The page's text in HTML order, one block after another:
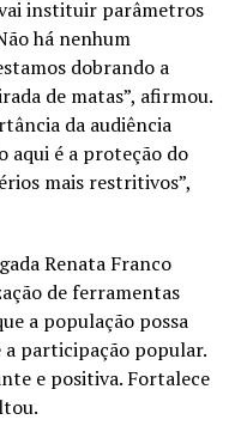
instituir parâmetros
há nenhum
dobrando a
de matas”, afirmou.
da audiência
aqui é a proteção do
mais restritivos”,
Renata Franco
de ferramentas
a população possa
a participação popular.
e positiva. Fortalece